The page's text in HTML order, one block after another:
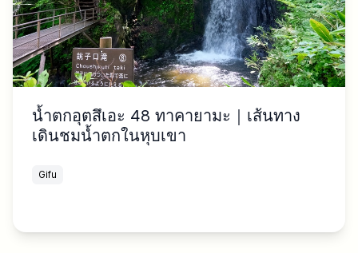
น้ำตกอุตสึเอะ 48 ทาคายามะ｜เส้นทาง
เดินชมน้ำตกในหุบเขา
Gifu